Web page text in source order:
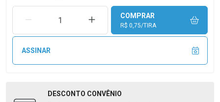
REMOVER UMA UNIDADEAUMENTAR UMA UNIDADE
COMPRAR
R$ 0,75/TIRA
ASSINAR
DESCONTO CONVÊNIO